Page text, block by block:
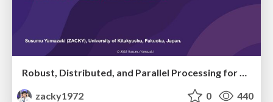
Robust, Distributed, and Parallel Processing for Enormous Images Using Supervisor, Node, Flow, Nx, and Evision
zacky1972
0 440